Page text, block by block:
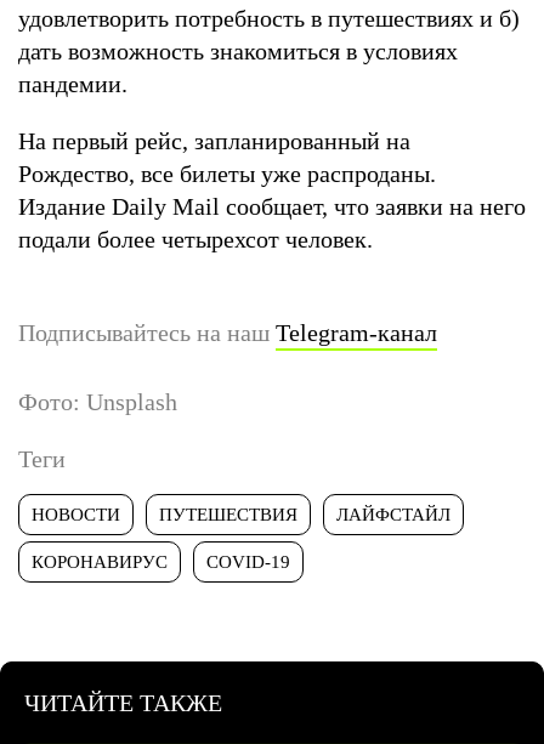
удовлетворить потребность в путешествиях и б)
дать возможность знакомиться в условиях
пандемии.
На первый рейс, запланированный на
Рождество, все билеты уже распроданы.
Издание Daily Mail сообщает, что заявки на него
подали более четырехсот человек.
Подписывайтесь на наш Telegram-канал
Фото: Unsplash
Теги
НОВОСТИ ПУТЕШЕСТВИЯ ЛАЙФСТАЙЛ
КОРОНАВИРУС COVID-19
ЧИТАЙТЕ ТАКЖЕ